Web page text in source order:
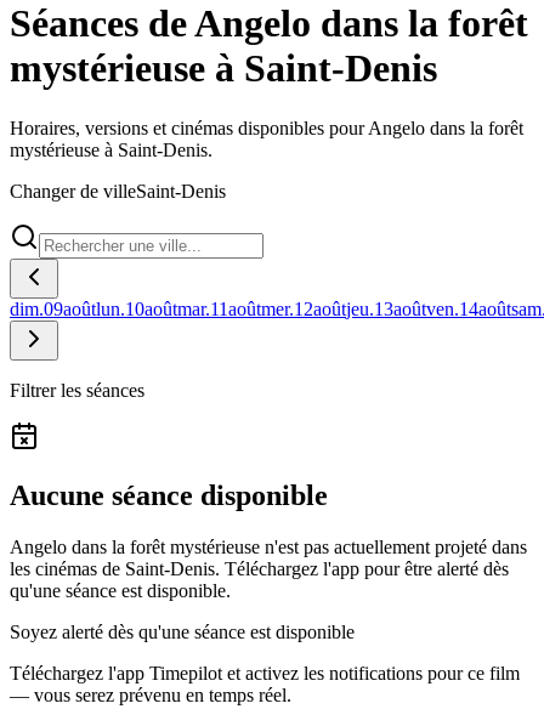
Séances de Angelo dans la forêt
mystérieuse à Saint-Denis
Horaires, versions et cinémas disponibles pour Angelo dans la forêt
mystérieuse à Saint-Denis.
Changer de villeSaint-Denis
dim.09aoûtlun.10aoûtmar.11aoûtmer.12aoûtjeu.13aoûtven.14août
Filtrer les séances
Aucune séance disponible
Angelo dans la forêt mystérieuse n'est pas actuellement projeté dans
les cinémas de Saint-Denis. Téléchargez l'app pour être alerté dès
qu'une séance est disponible.
Soyez alerté dès qu'une séance est disponible
Téléchargez l'app Timepilot et activez les notifications pour ce film
— vous serez prévenu en temps réel.